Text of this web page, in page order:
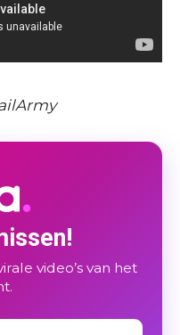
video’s van het